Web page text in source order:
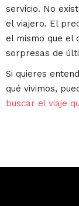
servicio. No
el viajero. El
el mismo que el
sorpresas de
Si quieres
qué vivimos,
buscar el viaje